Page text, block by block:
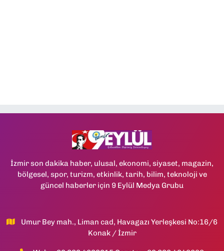
İzmir son dakika haber, ulusal, ekonomi, siyaset, magazin,
bölgesel, spor, turizm, etkinlik, tarih, bilim, teknoloji ve
güncel haberler için 9 Eylül Medya Grubu
Umur Bey mah., Liman cad, Havagazı Yerleşkesi No:16/6
Konak / İzmir